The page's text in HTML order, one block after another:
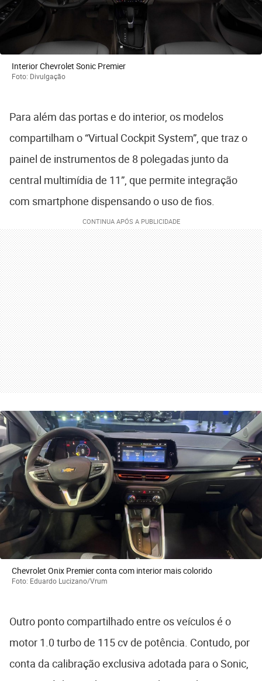
Interior Chevrolet Sonic Premier
Foto: Divulgação
Para além das portas e do interior, os modelos
compartilham o “Virtual Cockpit System”, que traz o
painel de instrumentos de 8 polegadas junto da
central multimídia de 11”, que permite integração
com smartphone dispensando o uso de fios.
Chevrolet Onix Premier conta com interior mais colorido
Foto: Eduardo Lucizano/Vrum
Outro ponto compartilhado entre os veículos é o
motor 1.0 turbo de 115 cv de potência. Contudo, por
conta da calibração exclusiva adotada para o Sonic,